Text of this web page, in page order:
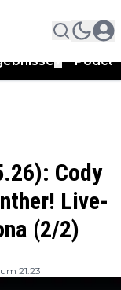
Cody
Live-
(2/2)
21:23